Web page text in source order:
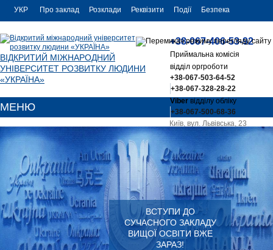
УКР
ENG
Про заклад Розклади Реквізити Події Безпека
ВІДКРИТИЙ МІЖНАРОДНИЙ
УНІВЕРСИТЕТ РОЗВИТКУ ЛЮДИНИ
«УКРАЇНА»
+38-067-406-53-92
Приймальна комісія
відділ оргроботи
+38-067-503-64-52
+38-067-328-28-22
Viberвідділу обліку
+38-067-500-68-36
Київ, вул. Львівська, 23
МЕНЮ
ВСТУПИ ДО
СУЧАСНОГО ЗАКЛАДУ
ВИЩОЇ ОСВІТИ ВЖЕ
ЗАРАЗ!